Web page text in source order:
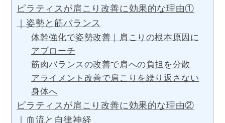
ピラティスが肩こり改善に効果的な理由①
｜姿勢と筋バランス
体幹強化で姿勢改善｜肩こりの根本原因に
アプローチ
筋肉バランスの改善で肩への負担を分散
アライメント改善で肩こりを繰り返さない
身体へ
ピラティスが肩こり改善に効果的な理由②
｜血流と自律神経